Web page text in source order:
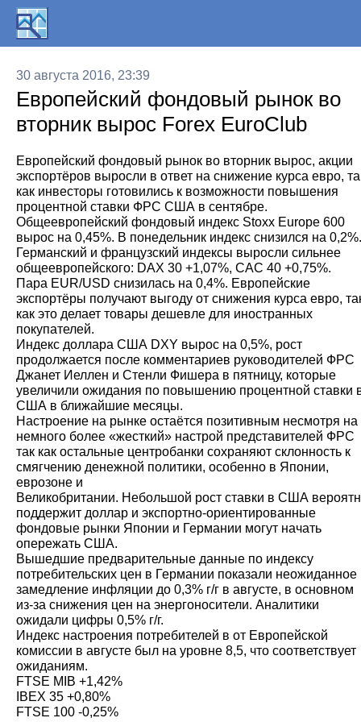
30 августа 2016, 23:39
Европейский фондовый рынок во
вторник вырос Forex EuroClub
Европейский фондовый рынок во вторник вырос, акции
экспортёров выросли в ответ на снижение курса евро,
как инвесторы готовились к возможности повышения
процентной ставки ФРС США в сентябре.
Общеевропейский фондовый индекс Stoxx Europe 600
вырос на 0,45%. В понедельник индекс снизился на 0,2%.
Германский и французский индексы выросли сильнее
общеевропейского: DAX 30 +1,07%, CAC 40 +0,75%.
Пара EUR/USD снизилась на 0,4%. Европейские
экспортёры получают выгоду от снижения курса евро,
как это делает товары дешевле для иностранных
покупателей.
Индекс доллара США DXY вырос на 0,5%, рост
продолжается после комментариев руководителей ФРС
Джанет Иеллен и Стенли Фишера в пятницу, которые
увеличили ожидания по повышению процентной ставки
США в ближайшие месяцы.
Настроение на рынке остаётся позитивным несмотря на
немного более «жесткий» настрой представителей ФРС
так как остальные центробанки сохраняют склонность к
смягчению денежной политики, особенно в Японии,
еврозоне и
Великобритании. Небольшой рост ставки в США
поддержит доллар и экспортно-ориентированные
фондовые рынки Японии и Германии могут начать
опережать США.
Вышедшие предварительные данные по индексу
потребительских цен в Германии показали неожиданное
замедление инфляции до 0,3% г/г в августе, в основном
из-за снижения цен на энергоносители. Аналитики
ожидали цифры 0,5% г/г.
Индекс настроения потребителей в от Европейской
комиссии в августе был на уровне 8,5, что соответствует
ожиданиям.
FTSE MIB +1,42%
IBEX 35 +0,80%
FTSE 100 -0,25%